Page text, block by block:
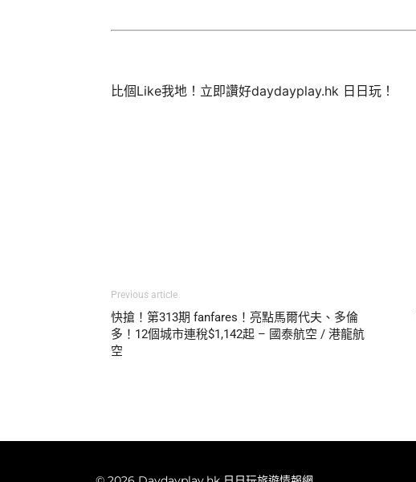
比個Like我地！立即讚好daydayplay.hk 日日玩！
Previous article
快搶！第313期 fanfares！亮點馬爾代夫、多倫
多！12個城市連稅$1,142起 – 國泰航空 / 港龍航
空